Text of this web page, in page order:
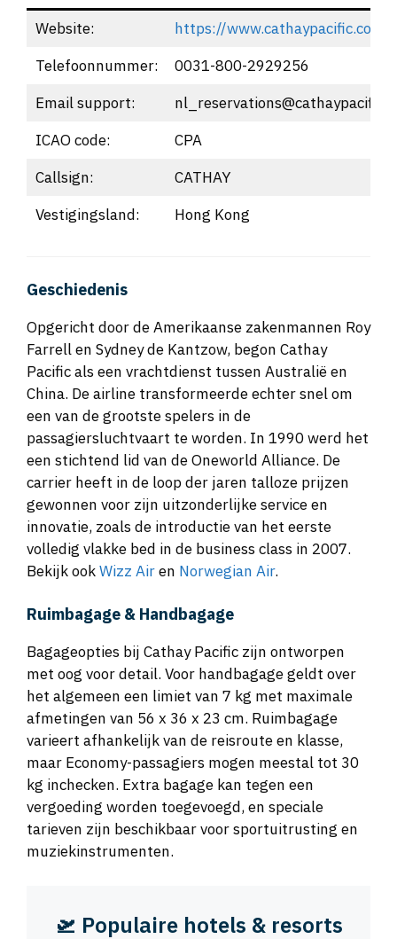
Website:
https://www.cathaypacific.com
Telefoonnummer:
0031-800-2929256
Email support:
ICAO code:
CPA
Callsign:
CATHAY
Vestigingsland:
Hong Kong
Geschiedenis
Opgericht door de Amerikaanse zakenmannen Roy
Farrell en Sydney de Kantzow, begon Cathay
Pacific als een vrachtdienst tussen Australië en
China. De airline transformeerde echter snel om
een van de grootste spelers in de
passagiersluchtvaart te worden. In 1990 werd het
een stichtend lid van de Oneworld Alliance. De
carrier heeft in de loop der jaren talloze prijzen
gewonnen voor zijn uitzonderlijke service en
innovatie, zoals de introductie van het eerste
volledig vlakke bed in de business class in 2007.
Bekijk ookWizz Airen Norwegian Air.
Ruimbagage & Handbagage
Bagageopties bij Cathay Pacific zijn ontworpen
met oog voor detail. Voor handbagage geldt over
het algemeen een limiet van 7 kg met maximale
afmetingen van 56 x 36 x 23 cm. Ruimbagage
varieert afhankelijk van de reisroute en klasse,
maar Economy-passagiers mogen meestal tot 30
kg inchecken. Extra bagage kan tegen een
vergoeding worden toegevoegd, en speciale
tarieven zijn beschikbaar voor sportuitrusting en
muziekinstrumenten.
🛫 Populaire hotels & resorts